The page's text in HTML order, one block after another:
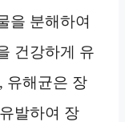
을 분해하여
건강하게 유
유해균은 장
발하여 장